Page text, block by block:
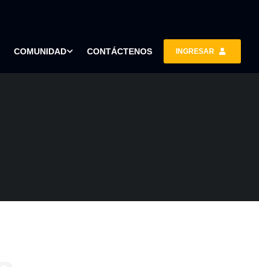
COMUNIDAD CONTÁCTENOS INGRESAR